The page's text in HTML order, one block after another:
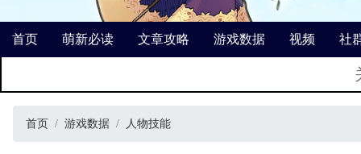
首页 萌新必读 文章攻略 游戏数据 视频 社
首页 游戏数据 人物技能